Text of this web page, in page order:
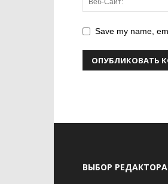
Save my name,
ВЫБОР РЕДАКТОРА